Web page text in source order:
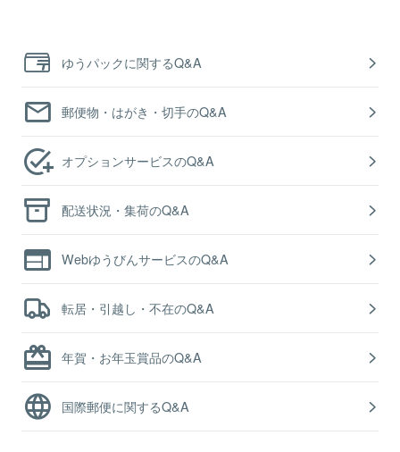
ゆうパックに関するQ&A
郵便物・はがき・切手のQ&A
オプションサービスのQ&A
配送状況・集荷のQ&A
WebゆうびんサービスのQ&A
転居・引越し・不在のQ&A
年賀・お年玉賞品のQ&A
国際郵便に関するQ&A